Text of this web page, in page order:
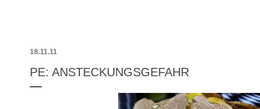
18.11.11
PE: ANSTECKUNGSGEFAHR